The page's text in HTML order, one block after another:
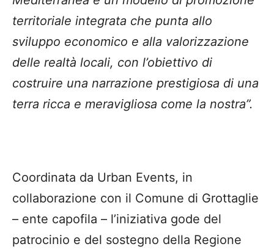
territoriale integrata che punta allo
sviluppo economico e alla valorizzazione
delle realtà locali, con l’obiettivo di
costruire una narrazione prestigiosa di una
terra ricca e meravigliosa come la nostra”.
Coordinata da Urban Events, in
collaborazione con il Comune di Grottaglie
– ente capofila – l’iniziativa gode del
patrocinio e del sostegno della Regione